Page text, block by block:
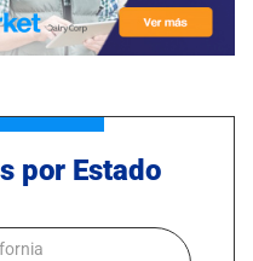
por Estado